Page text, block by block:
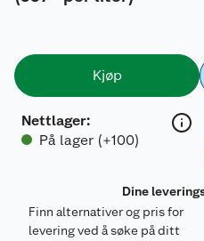
Kjøp
Nettlager:
På lager (+100)
Dine
Finn alternativer og pris for
levering ved å søke på ditt